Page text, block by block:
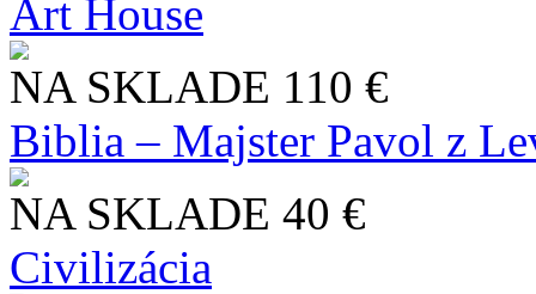
Art House
NA SKLADE 110 €
Biblia – Majster Pavol z
NA SKLADE 40 €
Civilizácia